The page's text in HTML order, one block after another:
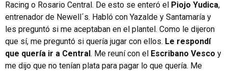
Racing o Rosario Central. De esto se enteró el Piojo Yudica,
entrenador de Newell´s. Habló con Yazalde y Santamaría y
les preguntó si me aceptaban en el plantel. Como le dijeron
que sí, me preguntó si quería jugar con ellos. Le respondí
que quería ir a Central. Me reuní con el Escribano Vesco y
me dijo que no tenían plata para pagar lo que quería. Me